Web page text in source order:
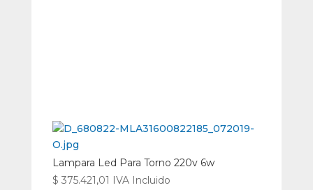
Lampara Led Para Torno 220v 6w
$ 375.421,01 IVA Incluido